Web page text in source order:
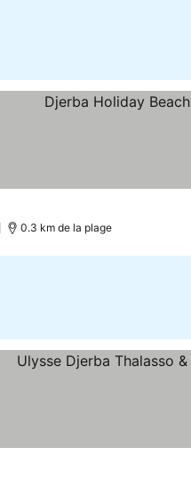
0.3 km de la plage